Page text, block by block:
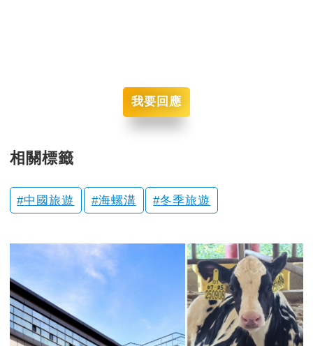
我要回應
相關標籤
中國旅遊 海螺溝 冬季旅遊